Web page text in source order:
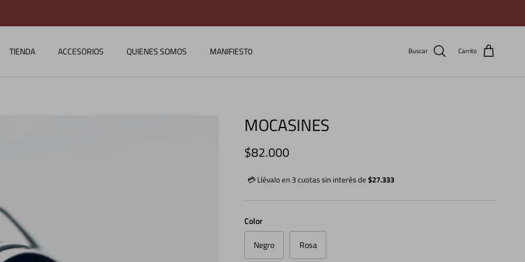
TIENDA ACCESORIOS QUIENES SOMOS MANIFIEST0 Buscar Carrito
MOCASINES
Precio normal
$82.000
💳 Llévalo en 3 cuotas sin interés de$27.333
Color
Negro
Rosa